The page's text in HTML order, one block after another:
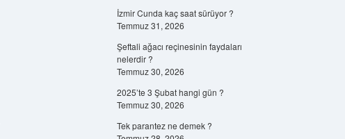
İzmir Cunda kaç saat sürüyor ?
Temmuz 31, 2026
Şeftali ağacı reçinesinin faydaları
nelerdir ?
Temmuz 30, 2026
2025’te 3 Şubat hangi gün ?
Temmuz 30, 2026
Tek parantez ne demek ?